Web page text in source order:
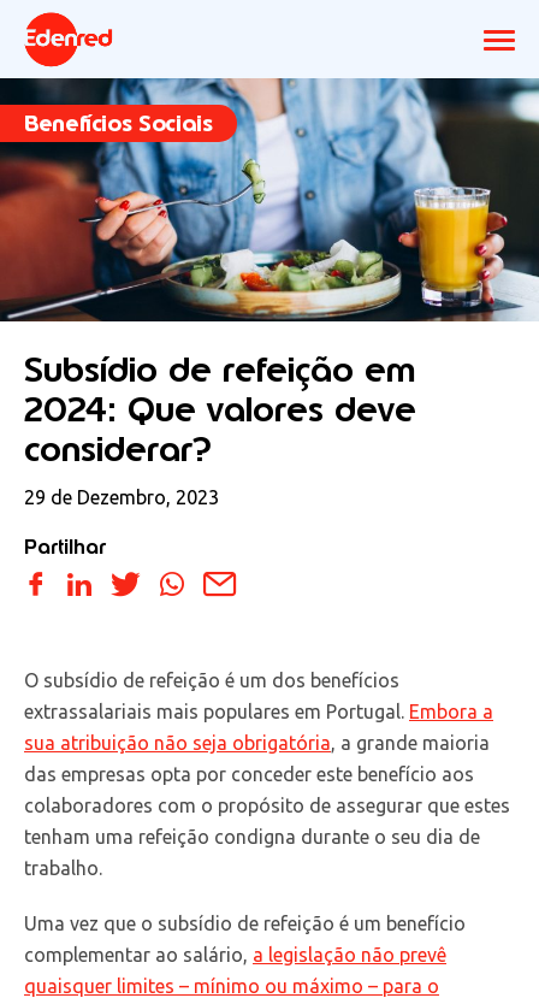
Benefícios Sociais
Subsídio de refeição em
2024: Que valores deve
considerar?
29 de Dezembro, 2023
Partilhar
O subsídio de refeição é um dos benefícios
extrassalariais mais populares em Portugal. Embora a
sua atribuição não seja obrigatória , a grande maioria
das empresas opta por conceder este benefício aos
colaboradores com o propósito de assegurar que estes
tenham uma refeição condigna durante o seu dia de
trabalho.
Uma vez que o subsídio de refeição é um benefício
complementar ao salário, a legislação não prevê
quaisquer limites – mínimo ou máximo – para o